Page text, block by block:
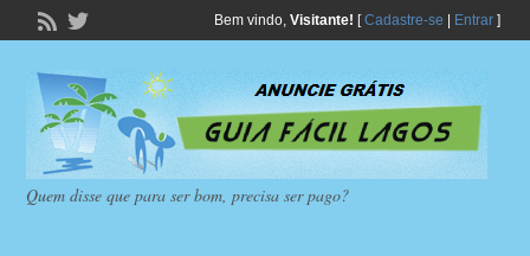
Bem vindo, Visitante! [Cadastre-se Entrar]
Quem disse que para ser bom, precisa ser pago?